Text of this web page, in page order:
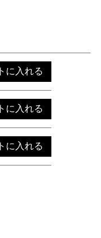
に入れる
に入れる
に入れる